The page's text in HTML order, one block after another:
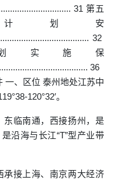
31 第五
划安
32
实施保
36
一、区位 泰州地处江苏中
120°32′。
东临南通，西接扬州，是
沿海与长江“T”型产业带
承接上海、南京两大经济